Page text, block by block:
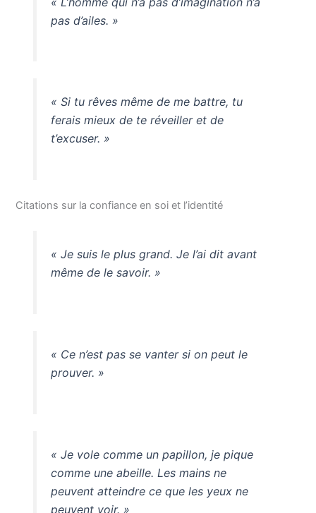
pas d’ailes. »
« Si tu rêves même de me battre, tu
ferais mieux de te réveiller et de
t’excuser. »
Citations sur la confiance en soi et l’identité
« Je suis le plus grand. Je l’ai dit avant
même de le savoir. »
« Ce n’est pas se vanter si on peut le
prouver. »
« Je vole comme un papillon, je pique
comme une abeille. Les mains ne
peuvent atteindre ce que les yeux ne
peuvent voir. »